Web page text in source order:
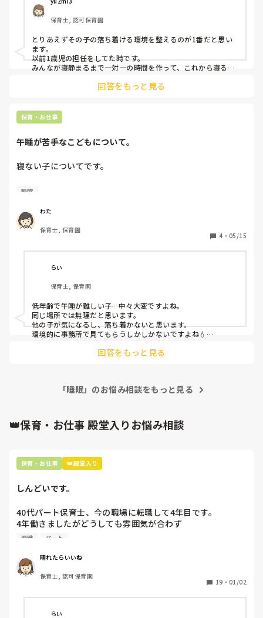
保育士, 認可保育園
とりあえずその子の落ち着ける環境を整えるのが1番だと思い
ます。
以前1歳児の担任をしてた時です。
みんなが寝静まるまで一対一の時間を作って、これから寝る時
めると他の子に登ったりするなど、どうしていくべきか悩むこ
児になりましたが寝れないことは多いです。でも、環境づくり
は大切だと改めて感じました。
回答をもっと見る
保育・お仕事
午睡が苦手なこどもについて。
寝ない子についてです。
0から３歳までの小規模の保育園で働いています。子どもに
で保育士もぎりぎりの人数でやっていて、また、縦割りで一
歳児の子どもが多く猫の手も借りたいほどです。
その中で最近入った子ども（年齢的は2歳）が、自閉症の特
今1番悩んでいることが、お昼寝です。
寝れない&起きると言う状況。
遊んでいれば泣きはしないのですが、保育室が1つしかな
く、他の子が寝ている部屋で遊ぶしかなく「わぁー！」と奇
声をあげ、走り回るので結果他の子が起きるという状況。
保護者に聞くと、決まった時間には寝ないが暗い部屋でトン
室が1つしかなく、中々難しいです。
在、職員でどうするか話し合い中なのですが、他の先輩方は
午睡を嫌がる子どもにどういった工夫をしていたかなどアド
辛口コメントはご遠慮下さい。
睡眠
わた
保育士, 保育園
4 ・ 05/15
らい
保育士, 保育園
低年齢で午睡が難しい子…中々大変ですよね。
同じ場所では無理だと思います。
他の子が気になるし、落ち着かないと思います。
環境的に事務所で見てもらうしかしかないですよね💧
回答をもっと見る
「睡眠」のお悩み相談をもっと見る
👑保育・お仕事 殿堂入りお悩み相談
保育・お仕事 👑殿堂入り
しんどいです。
40代パート保育士、今の職場に転職して4年目です。
4年働きましたがどうしても雰囲気が合わず
退職しようと思っています。
周りの職員は、勤続10年以上から何十年という先生がほとん
どです。
保護者子どもの愚痴悪口が多く、
今で言う不適切保育も
仕方ないよね
退職 パート
晴れたらいいね
保育士, 認可保育園
19 ・ 01/02
らい